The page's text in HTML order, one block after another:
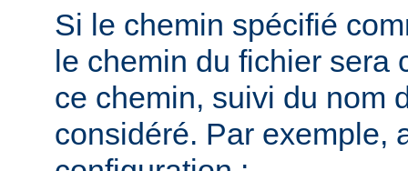
Si le chemin spécifié
le chemin du fichier sera
ce chemin, suivi du nom
considéré. Par exemple,